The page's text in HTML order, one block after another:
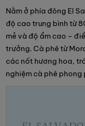
Nằm ở phía đông El
độ cao trung bình từ
mẻ và độ ẩm cao –
trưởng. Cà phê từ
các nốt hương hoa,
nghiệm cà phê phong